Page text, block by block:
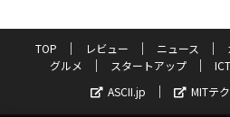
TOP レビュー ニュース
グルメ
スタートアップ ICT
ASCII.jp
MITテ